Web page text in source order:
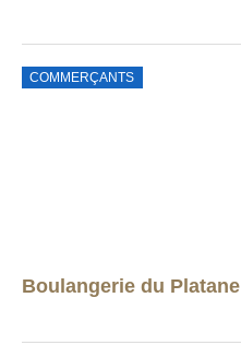
COMMERÇANTS
Boulangerie du Platane